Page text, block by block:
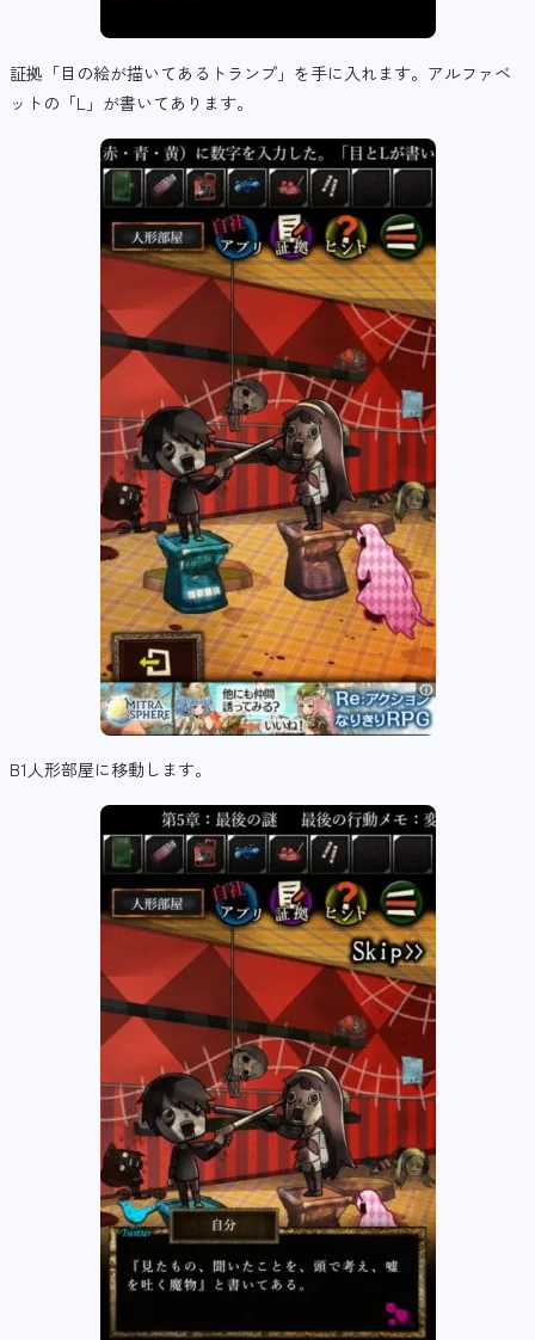
証拠「目の絵が描いてあるトランプ」を手に入れます。アルファベ
ットの「L」が書いてあります。
B1人形部屋に移動します。